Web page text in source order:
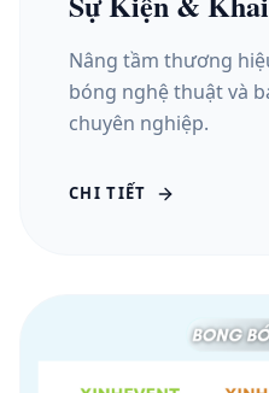
Nâng tầm thương
bóng nghệ thuật và
chuyên nghiệp.
CHI TIẾT